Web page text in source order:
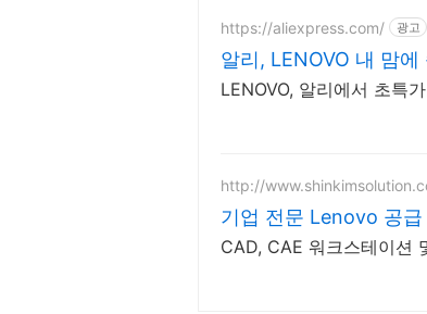
https://aliexpress.com/ 광고
알리, LENOVO 내 맘
LENOVO, 알리에서 초특
http://
기업 전문 Lenovo 공급
CAD, CAE 워크스테이션